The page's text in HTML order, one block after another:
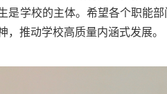
是学校的主体。希望各个职能
，推动学校高质量内涵式发展。